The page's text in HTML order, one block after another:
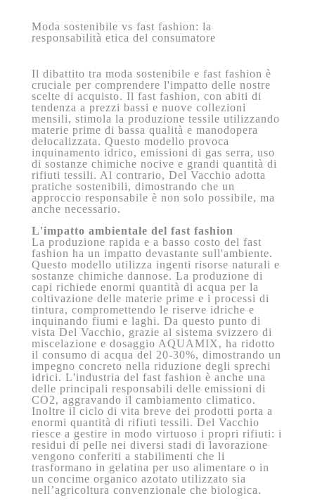
Moda sostenibile vs fast fashion: la
responsabilità etica del consumatore
Il dibattito tra moda sostenibile e fast fashion è
cruciale per comprendere l'impatto delle nostre
scelte di acquisto. Il fast fashion, con abiti di
tendenza a prezzi bassi e nuove collezioni
mensili, stimola la produzione tessile utilizzando
materie prime di bassa qualità e manodopera
delocalizzata. Questo modello provoca
inquinamento idrico, emissioni di gas serra, uso
di sostanze chimiche nocive e grandi quantità di
rifiuti tessili. Al contrario, Del Vacchio adotta
pratiche sostenibili, dimostrando che un
approccio responsabile è non solo possibile, ma
anche necessario.
L'impatto ambientale del fast fashion
La produzione rapida e a basso costo del fast
fashion ha un impatto devastante sull'ambiente.
Questo modello utilizza ingenti risorse naturali e
sostanze chimiche dannose. La produzione di
capi richiede enormi quantità di acqua per la
coltivazione delle materie prime e i processi di
tintura, compromettendo le riserve idriche e
inquinando fiumi e laghi. Da questo punto di
vista Del Vacchio, grazie al sistema svizzero di
miscelazione e dosaggio AQUAMIX, ha ridotto
il consumo di acqua del 20-30%, dimostrando un
impegno concreto nella riduzione degli sprechi
idrici. L'industria del fast fashion è anche una
delle principali responsabili delle emissioni di
CO2, aggravando il cambiamento climatico.
Inoltre il ciclo di vita breve dei prodotti porta a
enormi quantità di rifiuti tessili. Del Vacchio
riesce a gestire in modo virtuoso i propri rifiuti: i
residui di pelle nei diversi stadi di lavorazione
vengono conferiti a stabilimenti che li
trasformano in gelatina per uso alimentare o in
un concime organico azotato utilizzato sia
nell’agricoltura convenzionale che biologica.